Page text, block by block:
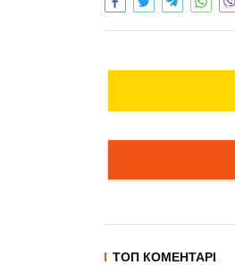
ТОП КОМЕНТАРІ